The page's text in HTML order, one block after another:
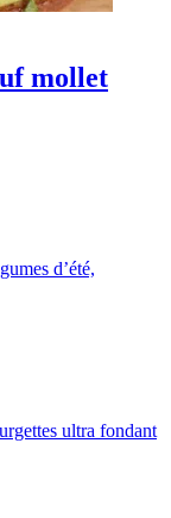
mollet
d’été,
ultra fondant